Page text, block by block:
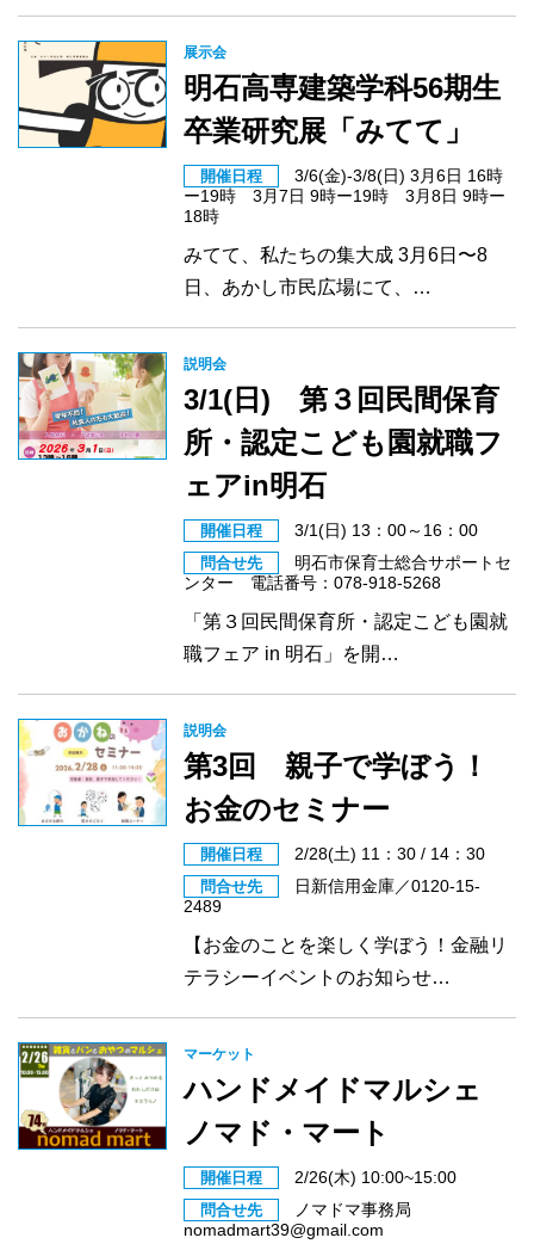
展示会
明石高専建築学科56期生
卒業研究展「みてて」
開催日程
3/6(金)-3/8(日) 3月6日 16時
ー19時 3月7日 9時ー19時 3月8日 9時ー
18時
みてて、私たちの集大成 3月6日〜8
日、あかし市民広場にて、…
説明会
3/1(日) 第３回民間保育
所・認定こども園就職フ
ェアin明石
開催日程 3/1(日) 13：00～16：00
問合せ先
明石市保育士総合サポートセ
ンター 電話番号：078-918-5268
「第３回民間保育所・認定こども園就
職フェア in 明石」を開…
説明会
第3回 親子で学ぼう！
お金のセミナー
開催日程 2/28(土) 11：30 / 14：30
問合せ先
日新信用金庫／0120-15-
2489
【お金のことを楽しく学ぼう！金融リ
テラシーイベントのお知らせ…
マーケット
ハンドメイドマルシェ
ノマド・マート
開催日程 2/26(木) 10:00~15:00
問合せ先
ノマドマ事務局
nomadmart39@gmail.com